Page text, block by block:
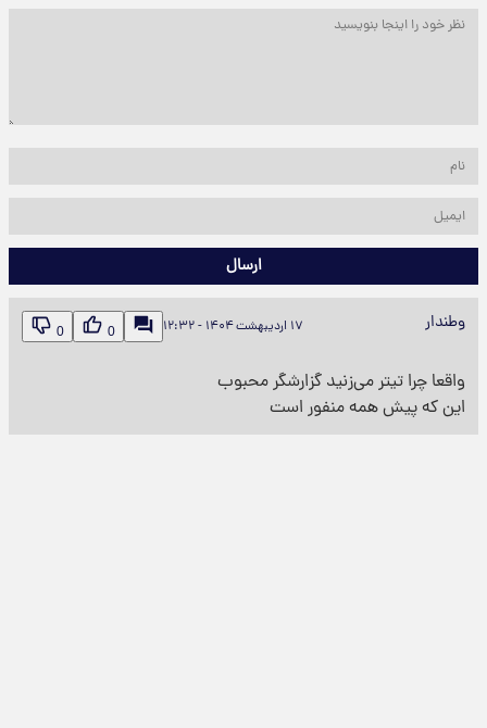
ارسال
وطندار ۱۷ اردیبهشت ۱۴۰۴ - ۱۲:۳۲ 0
0
واقعا چرا تیتر می‌زنید گزارشگر محبوب
این که پیش همه منفور است